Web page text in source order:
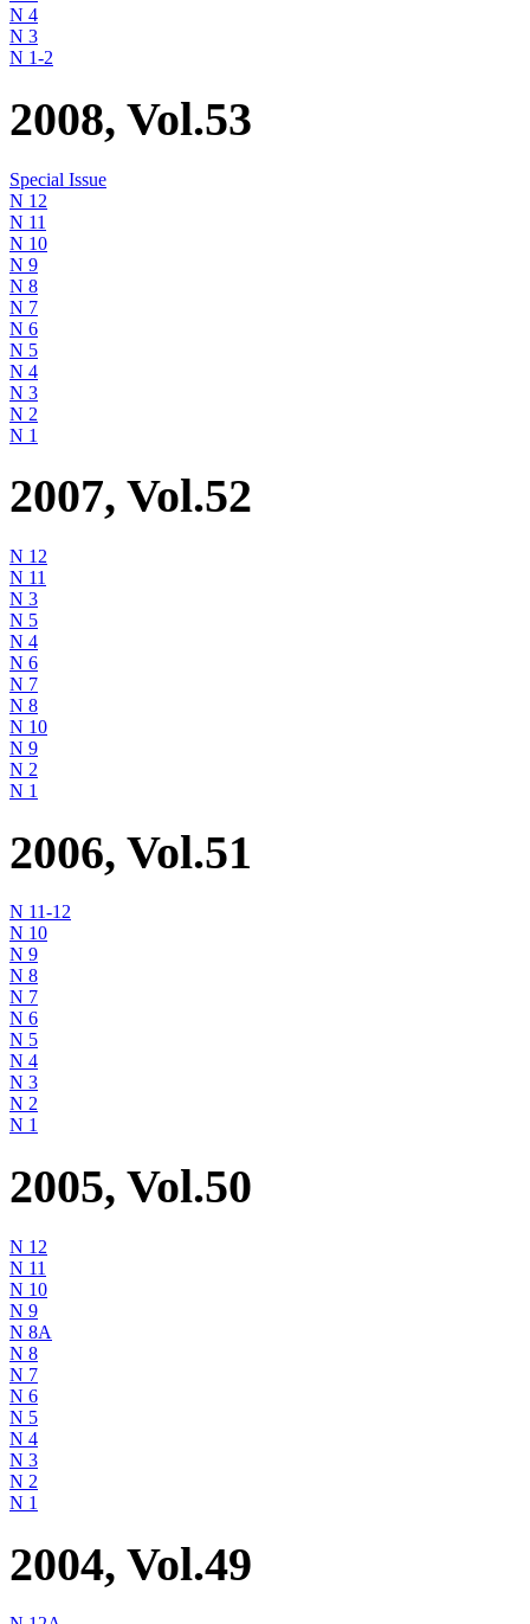
N 4
N 3
N 1-2
2008, Vol.53
Special Issue
N 12
N 11
N 10
N 9
N 8
N 7
N 6
N 5
N 4
N 3
N 2
N 1
2007, Vol.52
N 12
N 11
N 3
N 5
N 4
N 6
N 7
N 8
N 10
N 9
N 2
N 1
2006, Vol.51
N 11-12
N 10
N 9
N 8
N 7
N 6
N 5
N 4
N 3
N 2
N 1
2005, Vol.50
N 12
N 11
N 10
N 9
N 8A
N 8
N 7
N 6
N 5
N 4
N 3
N 2
N 1
2004, Vol.49